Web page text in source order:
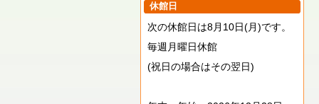
休館日
次の休館日は8月10日(月)です。
毎週月曜日休館
(祝日の場合はその翌日)